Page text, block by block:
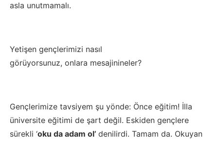
asla unutmamalı.
Yetişen gençlerimizi nasıl
görüyorsunuz, onlara mesajinineler?
Gençlerimize tavsiyem şu yönde: Önce eğitim! İlla
üniversite eğitimi de şart değil. Eskiden gençlere
sürekli ‘oku da adam ol’ denilirdi. Tamam da. Okuyan